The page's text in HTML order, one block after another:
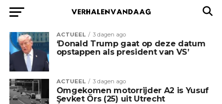
ACTUEEL 3 dagen ago
‘Donald Trump gaat op deze datum
opstappen als president van VS’
ACTUEEL 3 dagen ago
Omgekomen motorrijder A2 is Yusuf
Şevket Örs (25) uit Utrecht